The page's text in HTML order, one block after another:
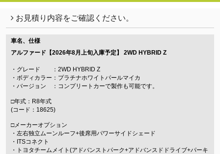
お見積り内容をご確認ください。
車名、仕様
アルファード【2026年8月上旬入庫予定】 2WD HYBRID Z
・グレード ：2WD HYBRID Z
・ボディカラー：プラチナホワイトパールマイカ
・バージョン ：コンプリートカーで製作も可能です。
□年式：R8年式
(コード：18625)
□メーカーオプション
・左右独立ムーンルーフ+後席用パワーサイドシェード
・ITSコネクト
・トヨタチームメイト(アドバンストパーク+アドバンスドドライブ+パーキ